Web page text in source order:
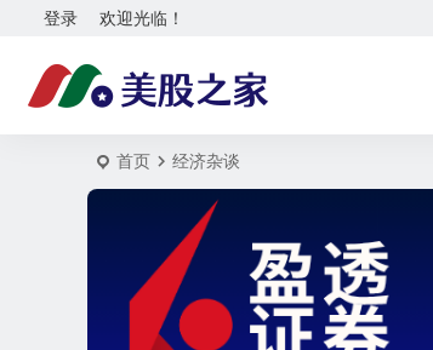
欢迎光临！
登录
首页 经济杂谈